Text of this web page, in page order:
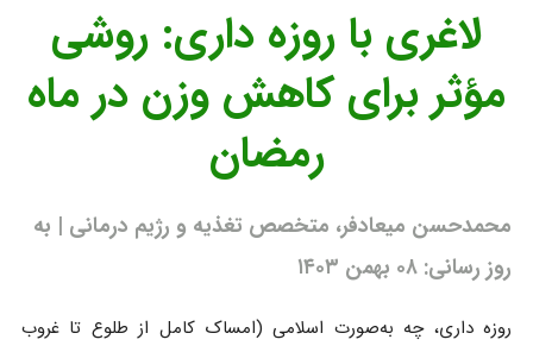
لاغری با روزه‌ داری: روشی
مؤثر برای کاهش وزن در ماه
رمضان
محمدحسن میعادفر، متخصص تغذیه و رژیم درمانی | به
روز رسانی: ۰۸ بهمن ۱۴۰۳
روزه‌ داری، چه به‌صورت اسلامی (امساک کامل از طلوع تا غروب